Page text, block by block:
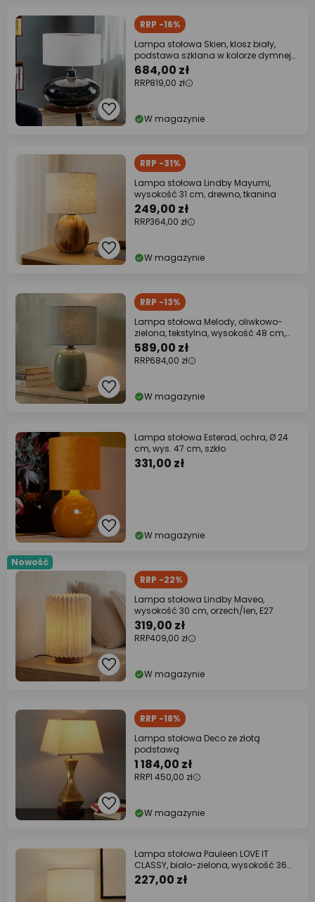
RRP -16%
Lampa stołowa Skien, klosz biały,
podstawa szklana w kolorze dymnej
szarości
684,00 zł
RRP819,00 zł
W magazynie
RRP -31%
Lampa stołowa Lindby Mayumi,
wysokość 31 cm, drewno, tkanina
249,00 zł
RRP364,00 zł
W magazynie
RRP -13%
Lampa stołowa Melody, oliwkowo-
zielona, tekstylna, wysokość 48 cm,
E27
589,00 zł
RRP684,00 zł
W magazynie
Lampa stołowa Esterad, ochra, Ø 24
cm, wys. 47 cm, szkło
331,00 zł
W magazynie
Nowość
RRP -22%
Lampa stołowa Lindby Maveo,
wysokość 30 cm, orzech/len, E27
319,00 zł
RRP409,00 zł
W magazynie
RRP -18%
Lampa stołowa Deco ze złotą
podstawą
1 184,00 zł
RRP1 450,00 zł
W magazynie
Lampa stołowa Pauleen LOVE IT
CLASSY, biało-zielona, wysokość 36
cm
227,00 zł